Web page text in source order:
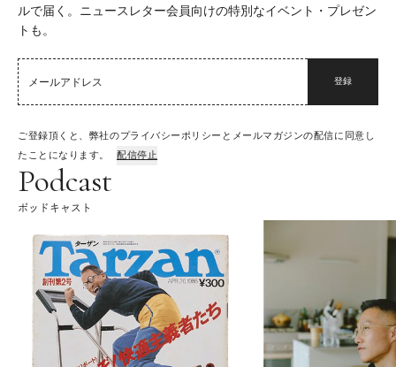
ルで届く。ニュースレター会員向けの特別なイベント・プレゼン
トも。
登録
ご登録頂くと、弊社のプライバシーポリシーとメールマガジンの配信に同意し
たことになります。
配信停止
Podcast
ポッドキャスト